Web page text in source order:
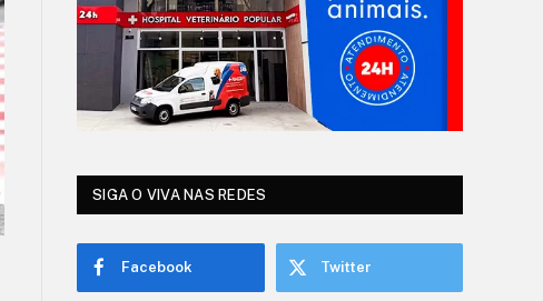
SIGA O VIVA NAS REDES
Facebook Twitter